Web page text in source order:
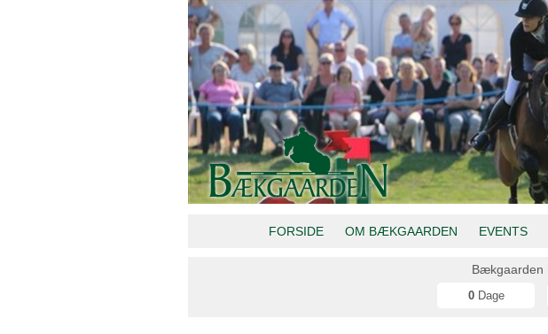
FORSIDE OM BÆKGAARDEN EVENTS
Bækgaarden
0 Dage